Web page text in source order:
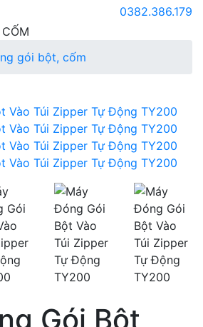
0382.386.179
gói bột, cốm
Gói Bột